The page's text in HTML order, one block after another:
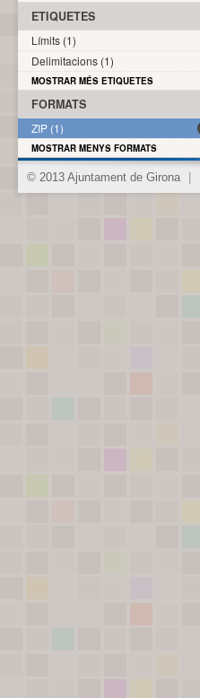
ETIQUETES
Límits (1)
Delimitacions (1)
MOSTRAR MÉS ETIQUETES
FORMATS
ZIP (1)
MOSTRAR MENYS FORMATS
© 2013 Ajuntament de Girona